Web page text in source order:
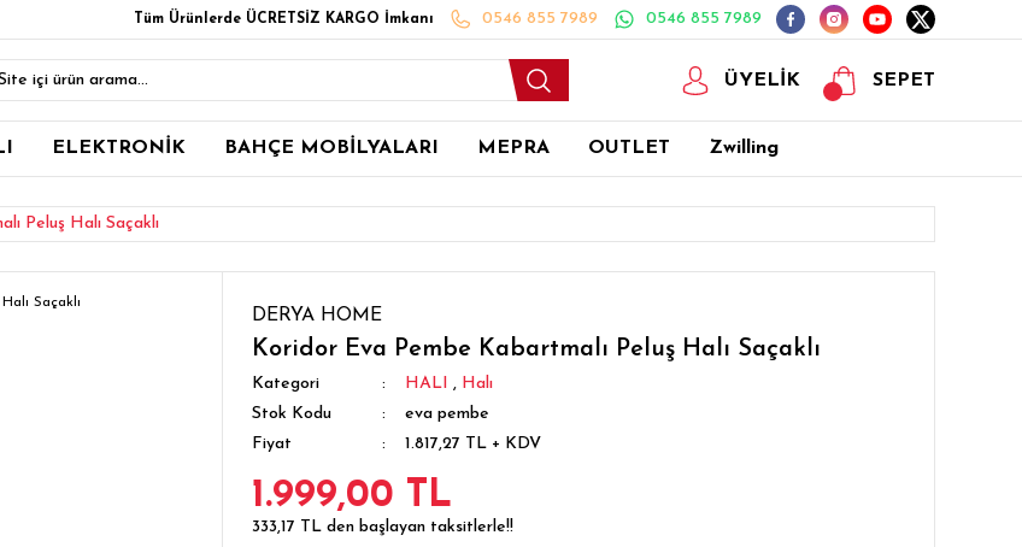
Tüm Ürünlerde ÜCRETSİZ KARGO İmkanı 0546 855 7989 0546 855 7989
ÜYELİK SEPET
ELEKTRONİK BAHÇE MOBİLYALARI MEPRA OUTLET Zwilling
Peluş Halı Saçaklı
DERYA HOME
Koridor Eva Pembe Kabartmalı Peluş Halı Saçaklı
Kategori HALI , Halı
Stok Kodu
eva pembe
Fiyat
1.817,27 TL + KDV
1.999,00 TL
333,17 TL den başlayan taksitlerle!!